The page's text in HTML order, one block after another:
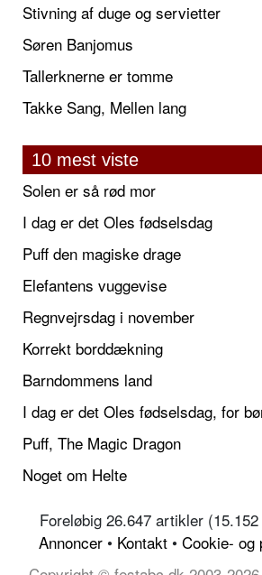
Stivning af duge og servietter
Søren Banjomus
Tallerknerne er tomme
Takke Sang, Mellen lang
10 mest viste
Solen er så rød mor
I dag er det Oles fødselsdag
Puff den magiske drage
Elefantens vuggevise
Regnvejrsdag i november
Korrekt borddækning
Barndommens land
I dag er det Oles fødselsdag, for
Puff, The Magic Dragon
Noget om Helte
Foreløbig 26.647 artikler
Annoncer • Kontakt • Cookie- og